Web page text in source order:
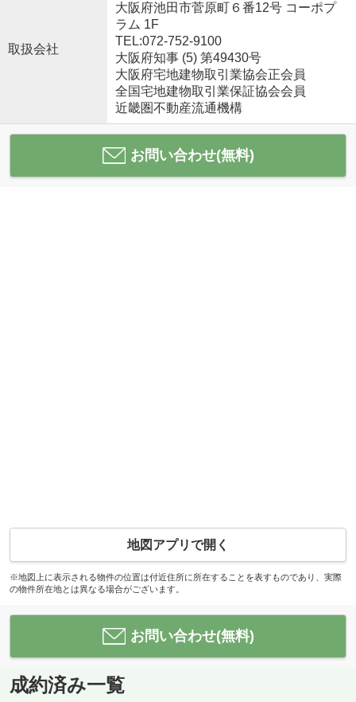
取扱会社
大阪府池田市菅原町６番12号 コーポプ
ラム 1F
TEL:072-752-9100
大阪府知事 (5) 第49430号
大阪府宅地建物取引業協会正会員
全国宅地建物取引業保証協会会員
近畿圏不動産流通機構
お問い合わせ(無料)
地図アプリで開く
※地図上に表示される物件の位置は付近住所に所在することを表すものであり、実際
の物件所在地とは異なる場合がございます。
お問い合わせ(無料)
成約済み一覧